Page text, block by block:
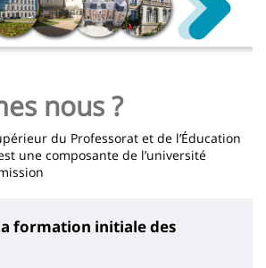
nous ?
du Professorat et de l’Éducation
une composante de l’université
formation initiale des